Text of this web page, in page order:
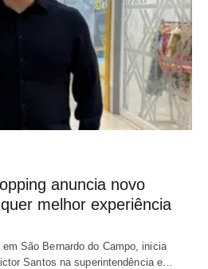
anuncia novo
melhor experiência
São Bernardo do Campo, inicia
Santos na superintendência e…